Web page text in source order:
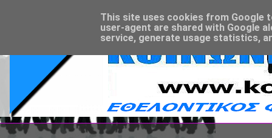
This site uses cookies from Google
user-agent are shared with Google
service, generate usage statistics,